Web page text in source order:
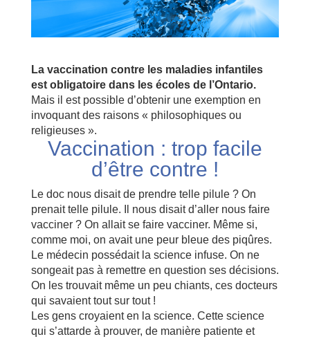
La vaccination contre les maladies infantiles
est obligatoire dans les écoles de l’Ontario.
Mais il est possible d’obtenir une exemption en
invoquant des raisons « philosophiques ou
religieuses ».
Vaccination : trop facile
d’être contre !
Le doc nous disait de prendre telle pilule ? On
prenait telle pilule. Il nous disait d’aller nous faire
vacciner ? On allait se faire vacciner. Même si,
comme moi, on avait une peur bleue des piqûres.
Le médecin possédait la science infuse. On ne
songeait pas à remettre en question ses décisions.
On les trouvait même un peu chiants, ces docteurs
qui savaient tout sur tout !
Les gens croyaient en la science. Cette science
qui s’attarde à prouver, de manière patiente et